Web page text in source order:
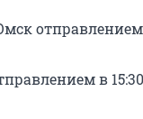
отправлением
в